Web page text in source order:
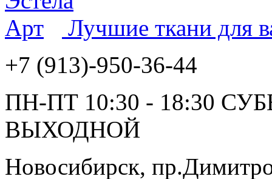
Лучшие ткани для
+7 (913)-950-36-44
ПН-ПТ 10:30 - 18:30
ВЫХОДНОЙ
Новосибирск,